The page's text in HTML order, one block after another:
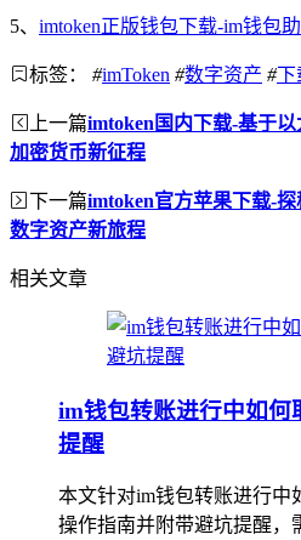
5、 imtoken正版钱包下载-im钱包
标签： #imToken #数字资产 #下
上一篇imtoken国内下载-基于
加密货币新征程
下一篇imtoken官方苹果下载-
数字资产新旅程
相关文章
im钱包转账进行中如何
提醒
本文针对im钱包转账进行中
操作指南并附带避坑提醒，